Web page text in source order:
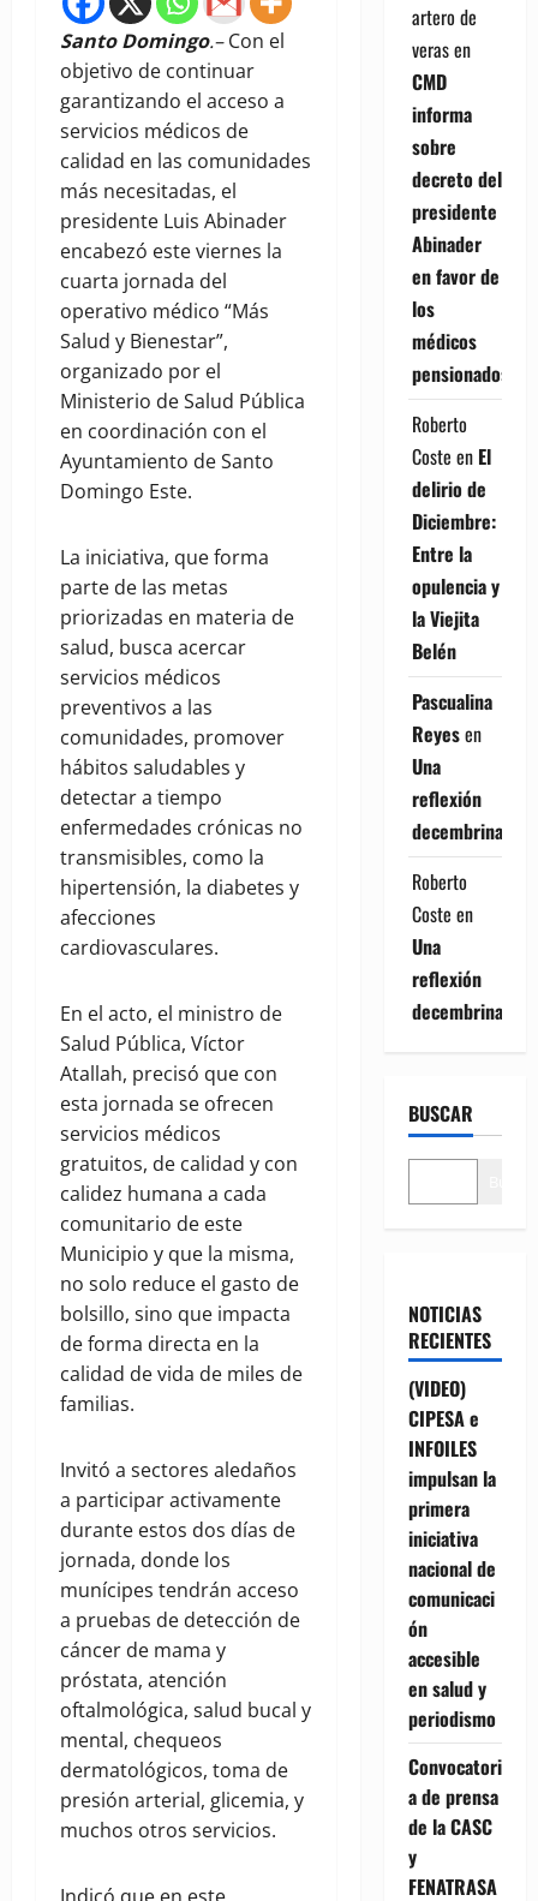
Santo Domingo.–Con el
objetivo de continuar
garantizando el acceso a
servicios médicos de
calidad en las comunidades
más necesitadas, el
presidente Luis Abinader
encabezó este viernes la
cuarta jornada del
operativo médico “Más
Salud y Bienestar”,
organizado por el
Ministerio de Salud Pública
en coordinación con el
Ayuntamiento de Santo
Domingo Este.
La iniciativa, que forma
parte de las metas
priorizadas en materia de
salud, busca acercar
servicios médicos
preventivos a las
comunidades, promover
hábitos saludables y
detectar a tiempo
enfermedades crónicas no
transmisibles, como la
hipertensión, la diabetes y
afecciones
cardiovasculares.
En el acto, el ministro de
Salud Pública, Víctor
Atallah, precisó que con
esta jornada se ofrecen
servicios médicos
gratuitos, de calidad y con
calidez humana a cada
comunitario de este
Municipio y que la misma,
no solo reduce el gasto de
bolsillo, sino que impacta
de forma directa en la
calidad de vida de miles de
familias.
Invitó a sectores aledaños
a participar activamente
durante estos dos días de
jornada, donde los
munícipes tendrán acceso
a pruebas de detección de
cáncer de mama y
próstata, atención
oftalmológica, salud bucal y
mental, chequeos
dermatológicos, toma de
presión arterial, glicemia, y
muchos otros servicios.
artero de
verasen
CMD
informa
sobre
decreto del
presidente
Abinader
en favor de
los
médicos
pensionados
Roberto
Coste en El
delirio de
Diciembre:
Entre la
opulencia y
la Viejita
Belén
Pascualina
Reyesen
Una
reflexión
decembrina
Roberto
Coste en
Una
reflexión
decembrina
BUSCAR
NOTICIAS
RECIENTES
(VIDEO)
CIPESA e
INFOILES
impulsan la
primera
iniciativa
nacional de
comunicaci
ón
accesible
en salud y
periodismo
Convocatori
a de prensa
de la CASC
y
FENATRASA